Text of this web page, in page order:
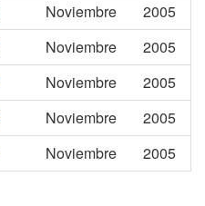
Noviembre
2005
Noviembre
2005
Noviembre
2005
Noviembre
2005
Noviembre 2005